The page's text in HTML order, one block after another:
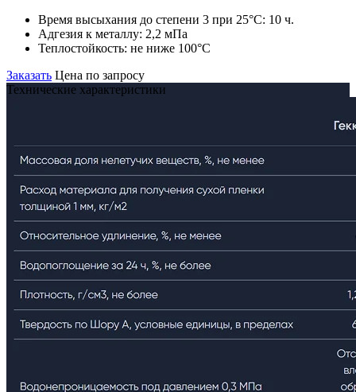
Время высыхания до степени 3 при 25°С: 10 ч.
Адгезия к металлу: 2,2 мПа
Теплостойкость: не ниже 100°С
Заказать Цена по запросу
Технические характеристики